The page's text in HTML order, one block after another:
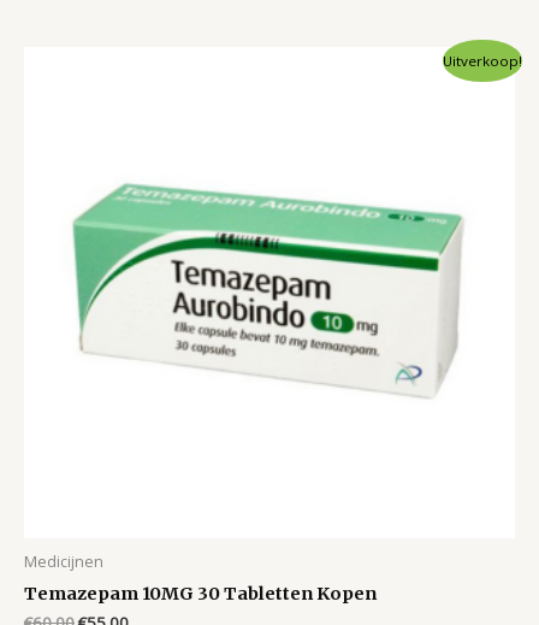
Uitverkoop!
Medicijnen
Temazepam 10MG 30 Tabletten Kopen